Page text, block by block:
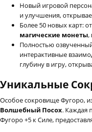
Новый игровой
и улучшения,
Более 50 новых карт:
магические монеты,
Полностью
интерактивные
глубину в игру,
Уникальные
Особое сокровище Фугоро,
Волшебный Посох. Каждая
Фугоро +5 к Силе,